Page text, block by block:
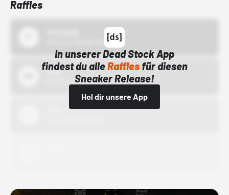
Raffles
In unserer Dead Stock App
findest du alleRafflesfür diesen
Sneaker Release!
Hol dir unsere App
Bstn
01.10.22 00:00 Uhr